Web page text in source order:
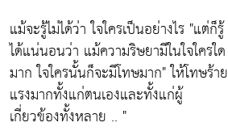
แม้จะรู้ไม่ได้ว่า ใจใครเป็นอย่างไร "แต่ก็รู้
ได้แน่นอนว่า แม้ความริษยามีในใจใครใด
มาก ใจใครนั้นก็จะมีโทษมาก"ให้โทษร้าย
แรงมากทั้งแก่ตนเองและทั้งแก่ผู้
เกี่ยวข้องทั้งหลาย .. "